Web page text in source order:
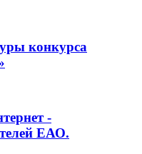
конкурса
-
ЕАО.